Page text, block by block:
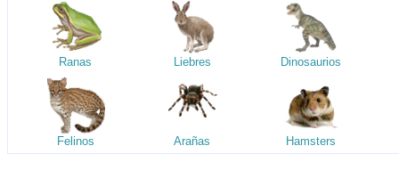
Ranas Liebres Dinosaurios
Felinos Arañas Hamsters